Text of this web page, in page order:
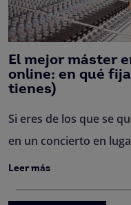
El mejor máster
online: en qué
tienes)
Si eres de los que se
en un concierto en
Leer más